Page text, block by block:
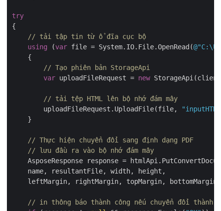
try
{
// tải tập tin từ ổ đĩa cục bộ
using (var file = System.IO.File.OpenRead(
    {
// Tạo phiên bản StorageApi
var uploadFileRequest = new
// tải tệp HTML lên bộ nhớ đám mây
        uploadFileRequest.UploadFile(file,
    }
// Thực hiện chuyển đổi sang định dạng PDF
// lưu đầu ra vào bộ nhớ đám mây
AsposeResponse response =
    name, resultantFile, width, height,
leftMargin, rightMargin, topMargin,
// in thông báo thành công nếu chuyển đổi thành